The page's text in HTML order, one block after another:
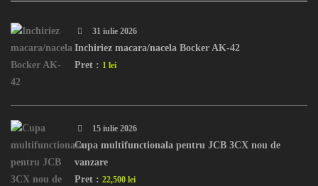
31 iulie 2026
Inchiriez macara/nacela Bocker AK-42
Pret : 1 lei
15 iulie 2026
Cupa multifunctionala pentru JCB 3CX nou de
vanzare
Pret : 22,500 lei